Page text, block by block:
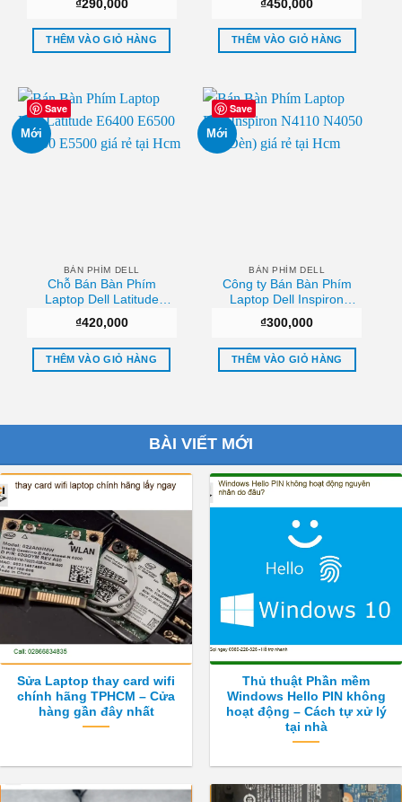
THÊM VÀO GIỎ HÀNG THÊM VÀO GIỎ HÀNG
Save
Mới
BÀN PHÍM DELL
Chỗ Bán Bàn Phím
Laptop Dell Latitude
E5500 Uy tín
₫420,000
THÊM VÀO GIỎ HÀNG
Save
Mới
BÀN PHÍM DELL
Công ty Bán Bàn Phím
Laptop Dell Inspiron
Chất lượng
₫300,000
THÊM VÀO GIỎ HÀNG
BÀI VIẾT MỚI
Sửa Laptop thay card wifi
chính hãng TPHCM – Cửa
hàng gần đây nhất
Thủ thuật Phần mềm
Windows Hello PIN không
hoạt động – Cách tự xử lý
tại nhà